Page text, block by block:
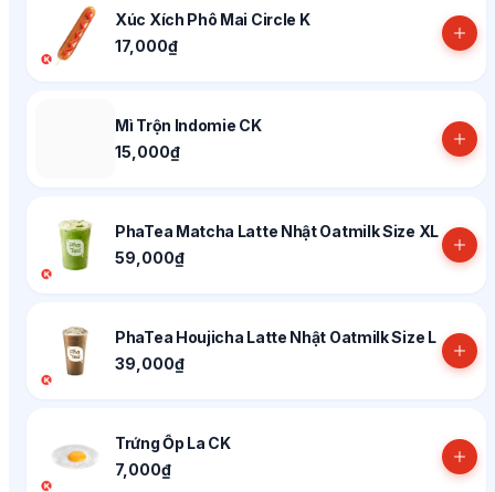
Xúc Xích Phô Mai Circle K
17,000₫
Mì Trộn Indomie CK
15,000₫
PhaTea Matcha Latte Nhật Oatmilk Size XL
59,000₫
PhaTea Houjicha Latte Nhật Oatmilk Size L
39,000₫
Trứng Ốp La CK
7,000₫